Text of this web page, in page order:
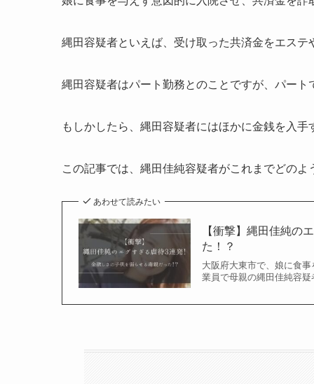
縄田容疑者といえば、受け取った共済金をエス
縄田容疑者はパート勤務とのことですが、パー
もしかしたら、縄田容疑者にはほかに金銭を入
この記事では、縄田佳純容疑者がこれまでどの
あわせて読みたい
【衝撃】縄田佳純の
た！？
大阪府大東市で、娘に食
業員で母親の縄田佳純容